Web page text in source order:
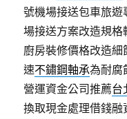
號機場接送包車旅遊
場接送方案改造規
廚房裝修價格改造
速不鏽鋼軸承為耐腐
營運資金公司推薦台
換取現金處理借錢融